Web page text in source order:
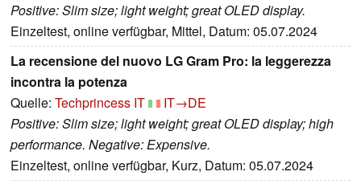
Positive: Slim size; light weight; great OLED display.
Einzeltest, online verfügbar, Mittel, Datum: 05.07.2024
La recensione del nuovo LG Gram Pro: la leggerezza
incontra la potenza
Quelle: Techprincess IT
IT→DE
Positive: Slim size; light weight; great OLED display; high
performance. Negative: Expensive.
Einzeltest, online verfügbar, Kurz, Datum: 05.07.2024